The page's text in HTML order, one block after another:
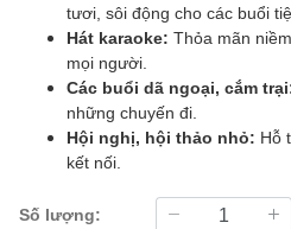
tươi, sôi động cho các buổi
Hát karaoke: Thỏa mãn
mọi người.
Các buổi dã ngoại, cắm
những chuyến đi.
Hội nghị, hội thảo nhỏ: Hỗ
kết nối.
Số lượng: